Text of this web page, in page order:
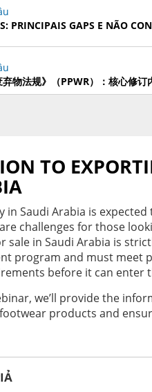
PRINCIPAIS GAPS E NÃO
物法规》（PPWR）：核心修
SQF CODE EDITION 10 -
TRADE DISRUPTIONS:
EN
TO BUILD SUPPLIER TRUST
TO
in Saudi Arabia is
challenges for those
sale in Saudi Arabia is
program and must meet
before it can enter
we’ll provide the
products and